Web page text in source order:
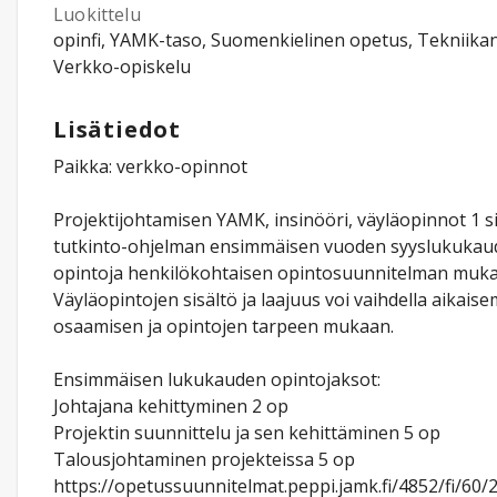
Luokittelu
opinfi, YAMK-taso, Suomenkielinen opetus,
Verkko-opiskelu
Lisätiedot
Paikka: verkko-opinnot
Projektijohtamisen YAMK, insinööri, väyläopinnot 1
tutkinto-ohjelman ensimmäisen vuoden
opintoja henkilökohtaisen opintosuunnitelman
Väyläopintojen sisältö ja laajuus voi vaihdella
osaamisen ja opintojen tarpeen mukaan.
Ensimmäisen lukukauden opintojaksot:
Johtajana kehittyminen 2 op
Projektin suunnittelu ja sen kehittäminen 5 op
Talousjohtaminen projekteissa 5 op
https://opetussuunnitelmat.peppi.jamk.fi/4852/fi/60/